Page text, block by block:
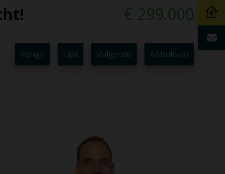
€ 299.000
Vorige Lijst Volgende Afdrukken